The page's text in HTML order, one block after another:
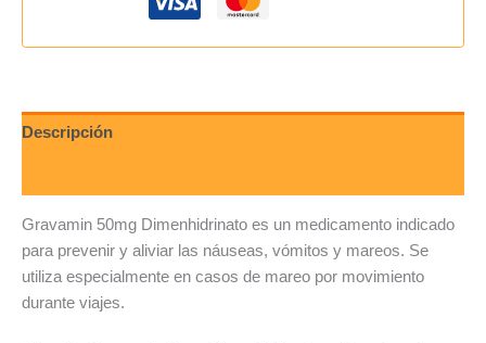
Descripción
Gravamin 50mg Dimenhidrinato es un medicamento indicado
para prevenir y aliviar las náuseas, vómitos y mareos. Se
utiliza especialmente en casos de mareo por movimiento
durante viajes.